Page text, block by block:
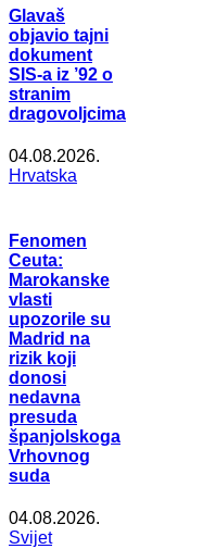
Glavaš
objavio tajni
dokument
SIS-a iz ’92 o
stranim
dragovoljcima
04.08.2026.
Hrvatska
Fenomen
Ceuta:
Marokanske
vlasti
upozorile su
Madrid na
rizik koji
donosi
nedavna
presuda
španjolskoga
Vrhovnog
suda
04.08.2026.
Svijet